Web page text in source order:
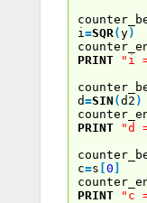
i =SQR (y)
PRINT
"i
d=SIN (d2 )
PRINT
"d
c=s [0 ]
PRINT
"c